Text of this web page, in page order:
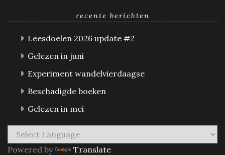
recente berichten
Leesdoelen 2026 update #2
Gelezen in juni
Experiment wandelvierdaagse
Beschadigde boeken
Gelezen in mei
Powered by Translate